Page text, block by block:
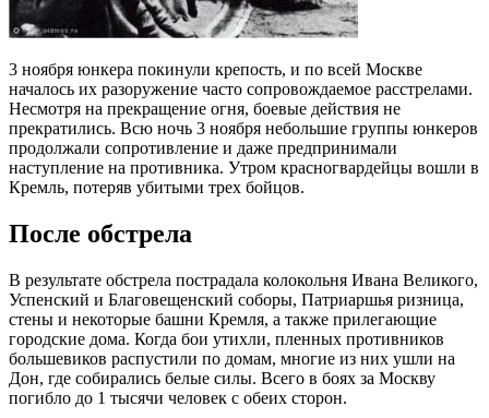
3 ноября юнкера покинули крепость, и по всей Москве
началось их разоружение часто сопровождаемое расстрелами.
Несмотря на прекращение огня, боевые действия не
прекратились. Всю ночь 3 ноября небольшие группы юнкеров
продолжали сопротивление и даже предпринимали
наступление на противника. Утром красногвардейцы вошли в
Кремль, потеряв убитыми трех бойцов.
После обстрела
В результате обстрела пострадала колокольня Ивана Великого,
Успенский и Благовещенский соборы, Патриаршья ризница,
стены и некоторые башни Кремля, а также прилегающие
городские дома. Когда бои утихли, пленных противников
большевиков распустили по домам, многие из них ушли на
Дон, где собирались белые силы. Всего в боях за Москву
погибло до 1 тысячи человек с обеих сторон.